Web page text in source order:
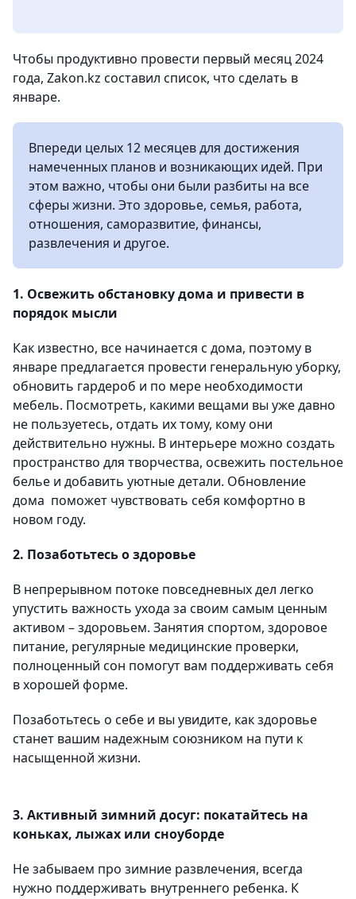
Чтобы продуктивно провести первый месяц 2024
года, Zakon.kz составил список, что сделать в
январе.
Впереди целых 12 месяцев для достижения
намеченных планов и возникающих идей. При
этом важно, чтобы они были разбиты на все
сферы жизни. Это здоровье, семья, работа,
отношения, саморазвитие, финансы,
развлечения и другое.
1. Освежить обстановку дома и привести в
порядок мысли
Как известно, все начинается с дома, поэтому в
январе предлагается провести генеральную уборку,
обновить гардероб и по мере необходимости
мебель. Посмотреть, какими вещами вы уже давно
не пользуетесь, отдать их тому, кому они
действительно нужны. В интерьере можно создать
пространство для творчества, освежить постельное
белье и добавить уютные детали. Обновление
дома поможет чувствовать себя комфортно в
новом году.
2. Позаботьтесь о здоровье
В непрерывном потоке повседневных дел легко
упустить важность ухода за своим самым ценным
активом – здоровьем. Занятия спортом, здоровое
питание, регулярные медицинские проверки,
полноценный сон помогут вам поддерживать себя
в хорошей форме.
Позаботьтесь о себе и вы увидите, как здоровье
станет вашим надежным союзником на пути к
насыщенной жизни.
3. Активный зимний досуг: покатайтесь на
коньках, лыжах или сноуборде
Не забываем про зимние развлечения, всегда
нужно поддерживать внутреннего ребенка. К